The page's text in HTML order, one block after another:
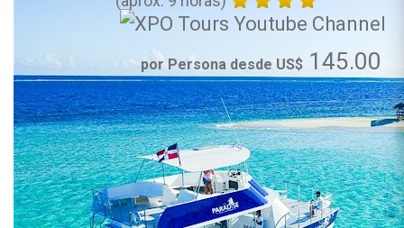
por Persona desde US$ 145.00